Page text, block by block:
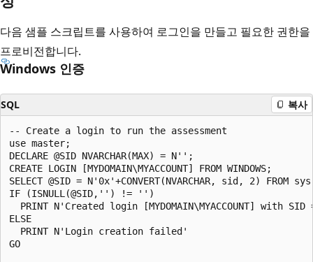
다음 샘플 스크립트를 사용하여 로그인을 만들고 필요한 권한을
프로비전합니다.
Windows 인증
SQL 복사
-- Create a login to run the assessment
use master;
DECLARE @SID NVARCHAR(MAX) = N'';
CREATE LOGIN [MYDOMAIN\MYACCOUNT] FROM WINDOWS;
SELECT @SID = N'0x'+CONVERT(NVARCHAR, sid, 2) FROM
IF (ISNULL(@SID,'') != '')
PRINT N'Created login [MYDOMAIN\MYACCOUNT] with SID
ELSE
  PRINT N'Login creation failed'
GO